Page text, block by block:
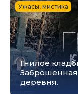
Гнилое
Заброшенная
деревня.
Ужасы, мистика